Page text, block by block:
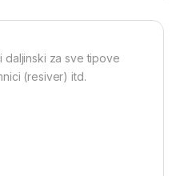
daljinski za sve tipove
(resiver) itd.